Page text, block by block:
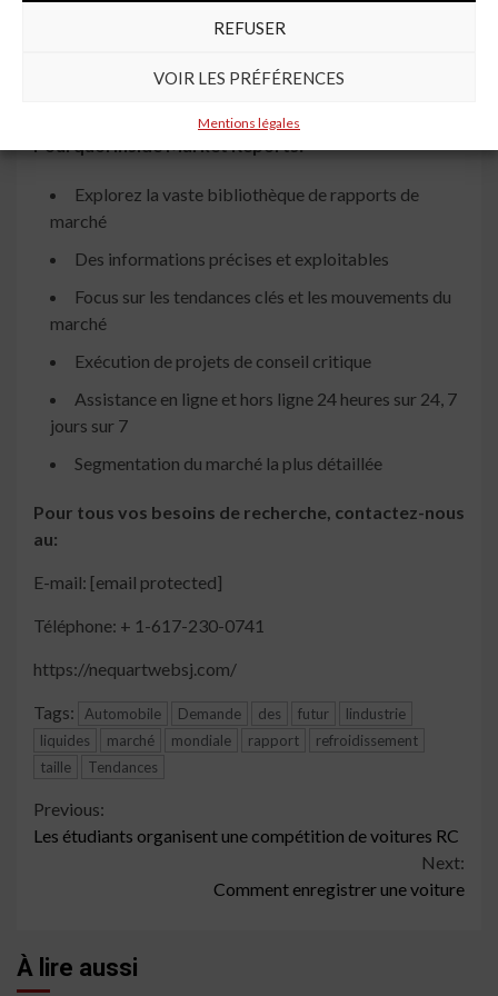
REFUSER
VOIR LES PRÉFÉRENCES
Mentions légales
Pourquoi Inside Market Reports:
Explorez la vaste bibliothèque de rapports de
marché
Des informations précises et exploitables
Focus sur les tendances clés et les mouvements du
marché
Exécution de projets de conseil critique
Assistance en ligne et hors ligne 24 heures sur 24, 7
jours sur 7
Segmentation du marché la plus détaillée
Pour tous vos besoins de recherche, contactez-nous
au:
E-mail: [email protected]
Téléphone: + 1-617-230-0741
https://nequartwebsj.com/
Tags: Automobile Demande des futur
lindustrie
liquides
marché mondiale rapport
refroidissement
taille
Tendances
Continue
Previous:
Les étudiants organisent une compétition de voitures RC
Next:
Comment enregistrer une voiture
À lire aussi